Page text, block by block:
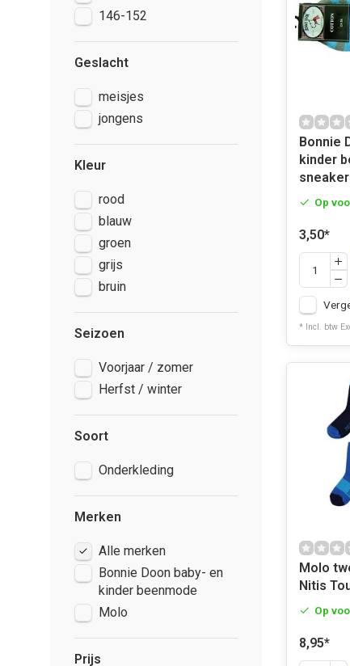
146-152
Geslacht
meisjes
jongens
Kleur
rood
blauw
groen
grijs
bruin
Seizoen
Voorjaar / zomer
Herfst / winter
Soort
Onderkleding
Merken
Alle merken
Bonnie Doon baby- en
kinder beenmode
Molo
Prijs
Bonnie
kinder
Op
3,50*
* Incl. btw
Molo twee paar sokken
Nitis
Op
8,95*